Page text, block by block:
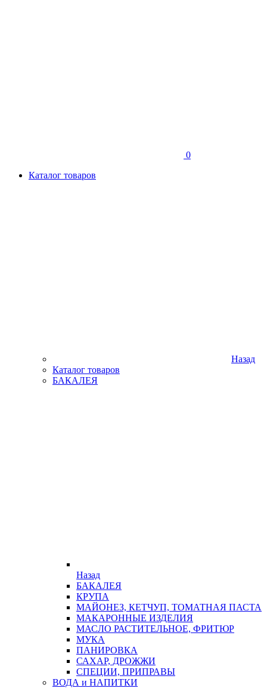
0
Каталог товаров
Назад
Каталог товаров
БАКАЛЕЯ
Назад
БАКАЛЕЯ
КРУПА
МАЙОНЕЗ, КЕТЧУП, ТОМАТНАЯ ПАСТА
МАКАРОННЫЕ ИЗДЕЛИЯ
МАСЛО РАСТИТЕЛЬНОЕ, ФРИТЮР
МУКА
ПАНИРОВКА
САХАР, ДРОЖЖИ
СПЕЦИИ, ПРИПРАВЫ
ВОДА и НАПИТКИ